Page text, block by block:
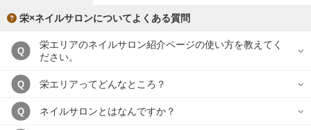
栄×ネイルサロンについてよくある質問
Q
栄エリアのネイルサロン紹介ページの使い方を教えてく
ださい。
Q 栄エリアってどんなところ？
Q ネイルサロンとはなんですか？